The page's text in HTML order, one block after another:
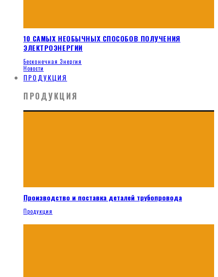
10 САМЫХ НЕОБЫЧНЫХ СПОСОБОВ ПОЛУЧЕНИЯ
ЭЛЕКТРОЭНЕРГИИ
Бесконечная Энергия
Новости
ПРОДУКЦИЯ
ПРОДУКЦИЯ
Производство и поставка деталей трубопровода
Продукция